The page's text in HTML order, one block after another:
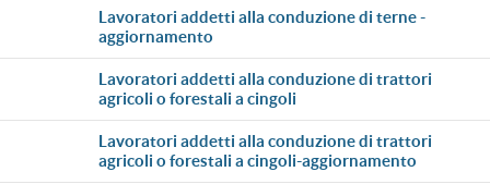
lavoratori addetti alla conduzione di terne -
aggiornamento
lavoratori addetti alla conduzione di trattori
agricoli o forestali a cingoli
lavoratori addetti alla conduzione di trattori
agricoli o forestali a cingoli-aggiornamento